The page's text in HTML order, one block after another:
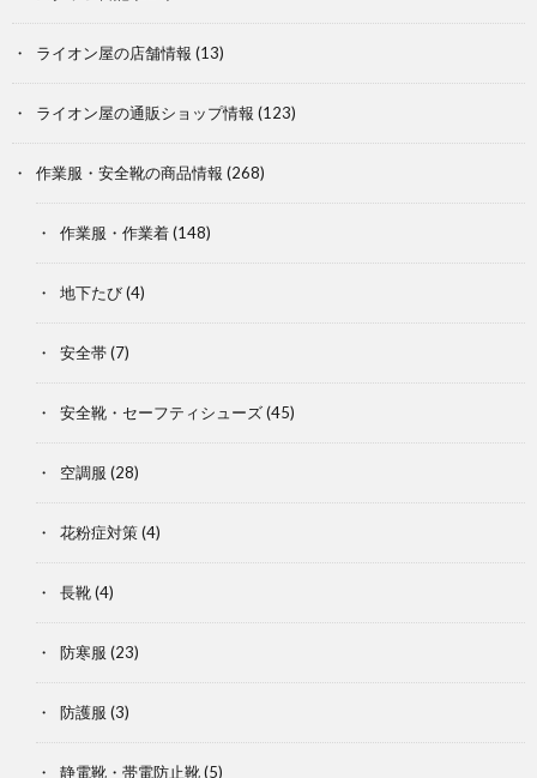
ライオン屋の店舗情報 (13)
ライオン屋の通販ショップ情報 (123)
作業服・安全靴の商品情報 (268)
作業服・作業着(148)
地下たび(4)
安全帯(7)
安全靴・セーフティシューズ(45)
空調服 (28)
花粉症対策(4)
長靴(4)
防寒服 (23)
防護服 (3)
静電靴・帯電防止靴(5)